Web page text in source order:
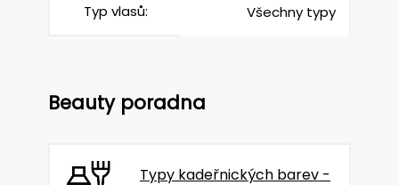
Typ vlasů: Všechny typy
Beauty poradna
Typy kadeřnických barev -